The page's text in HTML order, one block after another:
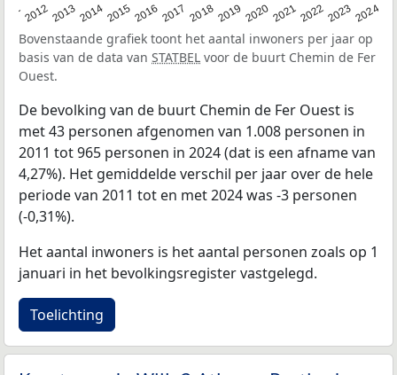
201220132014201520162017 20182019 20202021202220232024
Bovenstaande grafiek toont het aantal inwoners per jaar op
basis van de data van STATBEL voor de buurt Chemin de Fer
Ouest.
De bevolking van de buurt Chemin de Fer Ouest is
met 43 personen afgenomen van 1.008 personen in
2011 tot 965 personen in 2024 (dat is een afname van
4,27%). Het gemiddelde verschil per jaar over de hele
periode van 2011 tot en met 2024 was -3 personen
(-0,31%).
Het aantal inwoners is het aantal personen zoals op 1
januari in het bevolkingsregister vastgelegd.
Toelichting